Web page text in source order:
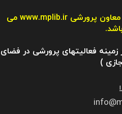
معاون پرورشیwww.mplib.ir می
زمینه فعالیتهای پرورشی در فضای
)